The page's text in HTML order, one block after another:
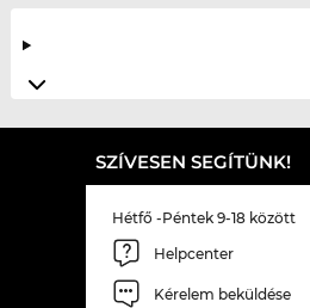
SZÍVESEN SEGÍTÜNK!
Hétfő -Péntek 9-18 között
Helpcenter
Kérelem beküldése